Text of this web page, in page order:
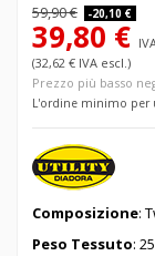
59,90 € -20,10 €
39,80 €
(32,62 € IVA escl.)
Prezzo più basso
L'ordine minimo per
Composizione:
Peso Tessuto: